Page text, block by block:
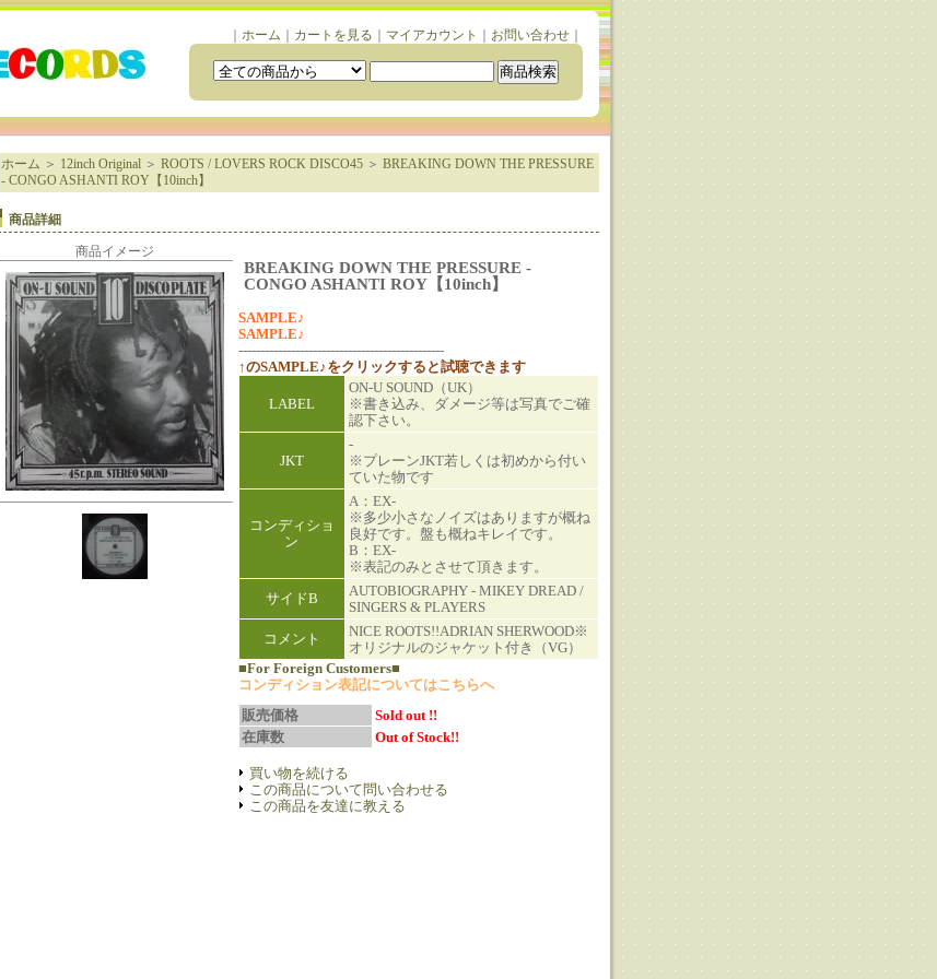
ホーム カートを見る マイアカウント お問い合わせ｜
ホーム ＞ 12inch Original＞ ROOTS / LOVERS ROCK DISCO45＞ BREAKING DOWN THE PRESSURE
- CONGO ASHANTI ROY【10inch】
商品詳細
商品イメージ
BREAKING DOWN THE PRESSURE -
CONGO ASHANTI ROY【10inch】
SAMPLE♪
SAMPLE♪
-----------------------------------------------
↑のSAMPLE♪をクリックすると試聴できます
LABEL
ON-U SOUND（UK）
※書き込み、ダメージ等は写真でご確
認下さい。
JKT
-
※プレーンJKT若しくは初めから付い
ていた物です
コンディショ
ン
A：EX-
※多少小さなノイズはありますが概ね
良好です。盤も概ねキレイです。
B：EX-
※表記のみとさせて頂きます。
サイドB
AUTOBIOGRAPHY - MIKEY DREAD /
SINGERS & PLAYERS
コメント
NICE ROOTS!!ADRIAN SHERWOOD※
オリジナルのジャケット付き（VG）
■For Foreign Customers■
コンディション表記についてはこちらへ
販売価格
Sold out !!
在庫数
Out of Stock!!
買い物を続ける
この商品について問い合わせる
この商品を友達に教える